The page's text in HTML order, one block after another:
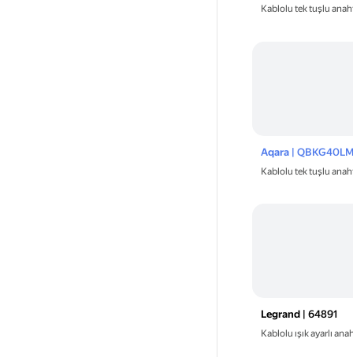
Kablolu tek tuşlu
Aqara|
Kablolu tek tuşlu
Legrand| 64891
Kablolu ışık ayarlı